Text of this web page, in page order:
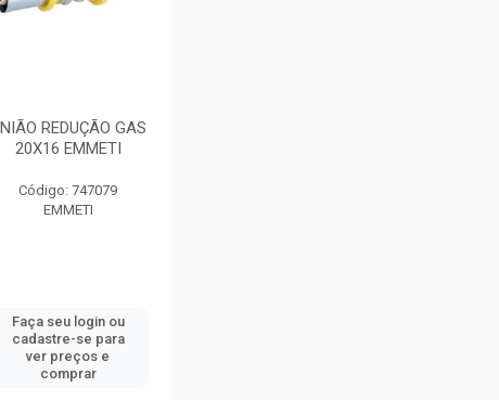
REDUÇÃO GAS
20X16 EMMETI
Código: 747079
EMMETI
Faça seu login ou
cadastre-se para
ver preços e
comprar